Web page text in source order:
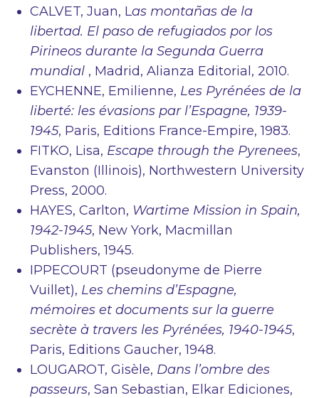
CALVET, Juan, Las montañas de la
libertad. El paso de refugiados por los
Pirineos durante la Segunda Guerra
mundial , Madrid, Alianza Editorial, 2010.
EYCHENNE, Emilienne, Les Pyrénées de la
liberté: les évasions par l’Espagne, 1939-
1945, Paris, Editions France-Empire, 1983.
FITKO, Lisa, Escape through the Pyrenees,
Evanston (Illinois), Northwestern University
Press, 2000.
HAYES, Carlton, Wartime Mission in Spain,
1942-1945, New York, Macmillan
Publishers, 1945.
IPPECOURT (pseudonyme de Pierre
Vuillet), Les chemins d’Espagne,
mémoires et documents sur la guerre
secrète à travers les Pyrénées, 1940-1945,
Paris, Editions Gaucher, 1948.
LOUGAROT, Gisèle, Dans l’ombre des
passeurs, San Sebastian, Elkar Ediciones,